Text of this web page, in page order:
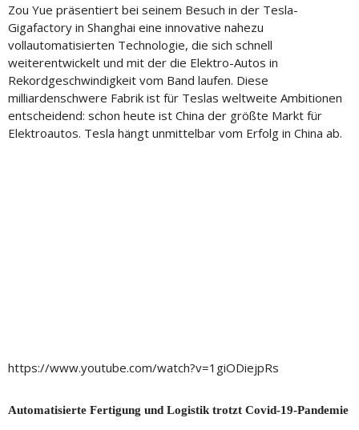
Zou Yue präsentiert bei seinem Besuch in der Tesla-
Gigafactory in Shanghai eine innovative nahezu
vollautomatisierten Technologie, die sich schnell
weiterentwickelt und mit der die Elektro-Autos in
Rekordgeschwindigkeit vom Band laufen. Diese
milliardenschwere Fabrik ist für Teslas weltweite Ambitionen
entscheidend: schon heute ist China der größte Markt für
Elektroautos. Tesla hängt unmittelbar vom Erfolg in China ab.
https://www.youtube.com/watch?v=1giODiejpRs
Automatisierte Fertigung und Logistik trotzt Covid-19-Pandemie